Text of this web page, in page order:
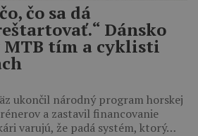
čo sa dá
Dánsko
MTB tím a cyklisti
ukončil národný program horskej
a zastavil financovanie
varujú, že padá systém, ktorý…